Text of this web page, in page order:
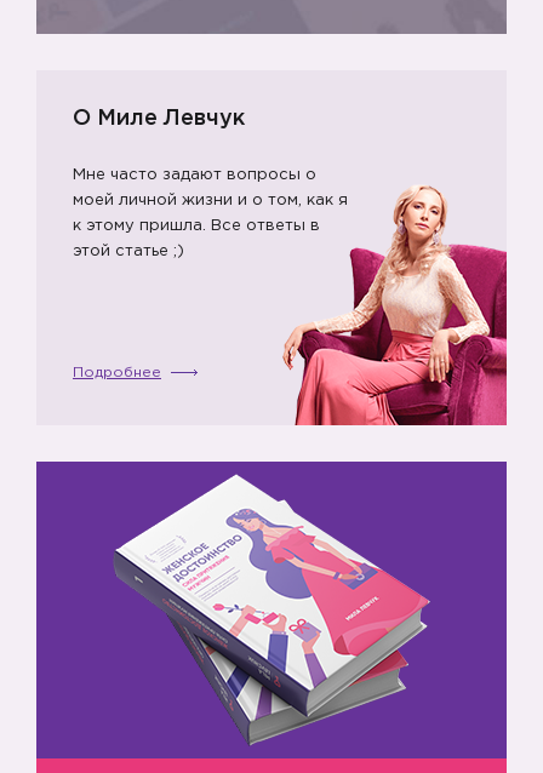
О Миле Левчук
Мне часто задают вопросы о
моей личной жизни и о том, как я
к этому пришла. Все ответы в
этой статье ;)
Подробнее